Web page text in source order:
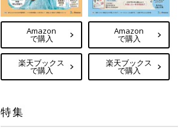
Amazon
で購入
楽天ブックス
で購入
Amazon
で購入
楽天ブックス
で購入
特集